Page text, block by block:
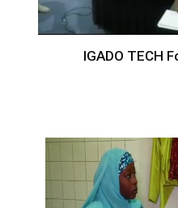
IGADO TECH